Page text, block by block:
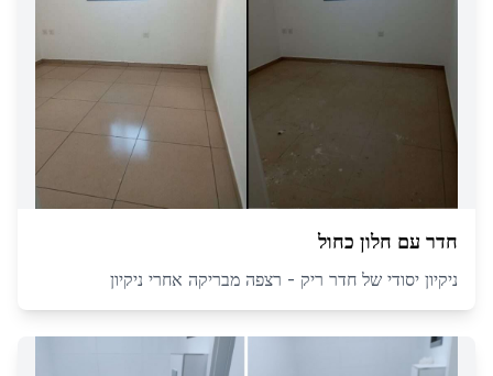
חדר עם חלון כחול
ניקיון יסודי של חדר ריק - רצפה מבריקה אחרי ניקיון